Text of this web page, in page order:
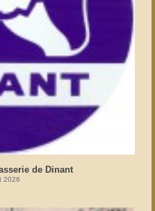
de Dinant
2026